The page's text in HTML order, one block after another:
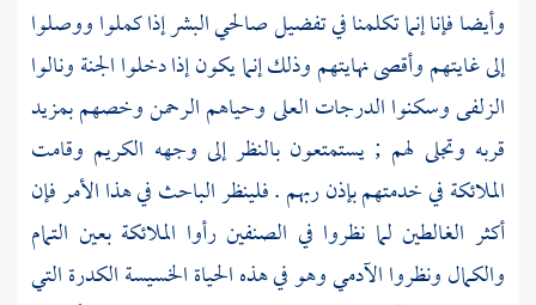
وأيضا فإنا إنما تكلمنا في تفضيل صالحي البشر إذا كملوا ووصلوا
إلى غايتهم وأقصى نهايتهم وذلك إنما يكون إذا دخلوا الجنة ونالوا
الزلفى وسكنوا الدرجات العلى وحياهم الرحمن وخصهم بمزيد
قربه وتجلى لهم ; يستمتعون بالنظر إلى وجهه الكريم وقامت
الملائكة في خدمتهم بإذن ربهم . فلينظر الباحث في هذا الأمر فإن
أكثر الغالطين لما نظروا في الصنفين رأوا الملائكة بعين التمام
والكمال ونظروا الآدمي وهو في هذه الحياة الخسيسة الكدرة التي